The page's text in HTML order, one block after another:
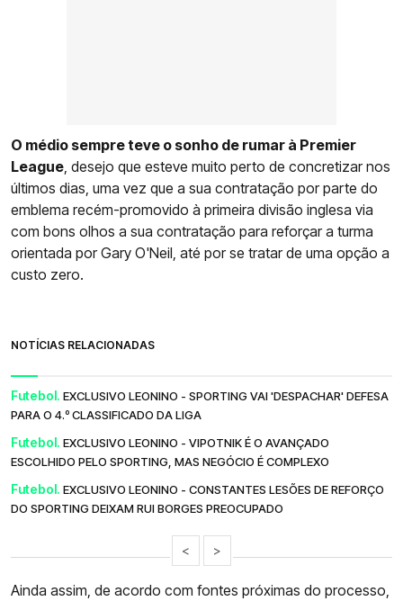
O médio sempre teve o sonho de rumar à Premier
League , desejo que esteve muito perto de concretizar nos
últimos dias, uma vez que a sua contratação por parte do
emblema recém-promovido à primeira divisão inglesa via
com bons olhos a sua contratação para reforçar a turma
orientada por Gary O'Neil, até por se tratar de uma opção a
custo zero.
NOTÍCIAS RELACIONADAS
Futebol. EXCLUSIVO LEONINO - SPORTING VAI 'DESPACHAR' DEFESA
PARA O 4.º CLASSIFICADO DA LIGA
Futebol. EXCLUSIVO LEONINO - VIPOTNIK É O AVANÇADO
ESCOLHIDO PELO SPORTING, MAS NEGÓCIO É COMPLEXO
Futebol. EXCLUSIVO LEONINO - CONSTANTES LESÕES DE REFORÇO
DO SPORTING DEIXAM RUI BORGES PREOCUPADO
< >
Ainda assim, de acordo com fontes próximas do processo,